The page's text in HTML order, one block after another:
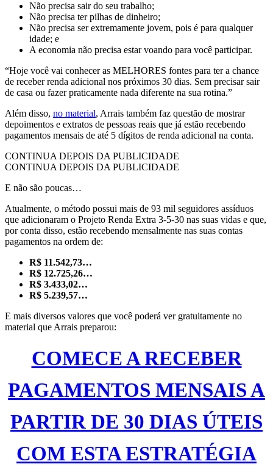
Não precisa sair do seu trabalho;
Não precisa ter pilhas de dinheiro;
Não precisa ser extremamente jovem, pois é para qualquer
idade; e
A economia não precisa estar voando para você participar.
“Hoje você vai conhecer as MELHORES fontes para ter a chance
de receber renda adicional nos próximos 30 dias. Sem precisar sair
de casa ou fazer praticamente nada diferente na sua rotina.”
Além disso, no material, Arrais também faz questão de mostrar
depoimentos e extratos de pessoas reais que já estão recebendo
pagamentos mensais de até 5 dígitos de renda adicional na conta.
CONTINUA DEPOIS DA PUBLICIDADE
CONTINUA DEPOIS DA PUBLICIDADE
E não são poucas…
Atualmente, o método possui mais de 93 mil seguidores assíduos
que adicionaram o Projeto Renda Extra 3-5-30 nas suas vidas e que,
por conta disso, estão recebendo mensalmente nas suas contas
pagamentos na ordem de:
R$ 11.542,73…
R$ 12.725,26…
R$ 3.433,02…
R$ 5.239,57…
E mais diversos valores que você poderá ver gratuitamente no
material que Arrais preparou:
COMECE A RECEBER
PAGAMENTOS MENSAIS A
PARTIR DE 30 DIAS ÚTEIS
COM ESTA ESTRATÉGIA